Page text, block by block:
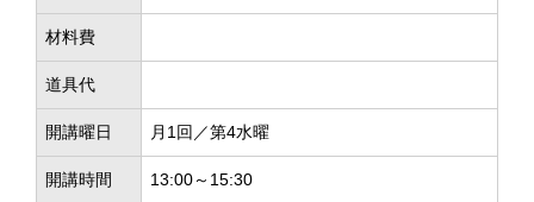
材料費
道具代
開講曜日 月1回／第4水曜
開講時間 13:00～15:30